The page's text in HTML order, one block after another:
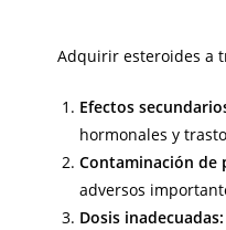
Adquirir esteroides a
Efectos
hormonales y
Contaminación de
adversos
Dosis inadecuadas: